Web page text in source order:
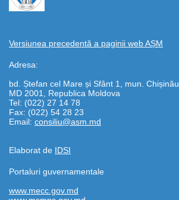
Versiunea precedentă a paginii web AȘM
Adresa:
bd. Ștefan cel Mare și Sfânt 1, mun. Chișinău
MD 2001, Republica Moldova
Tel: (022) 27 14 78
Fax: (022) 54 28 23
Email: consiliu@asm.md
Elaborat de IDSI
Portaluri guvernamentale
www.mecc.gov.md